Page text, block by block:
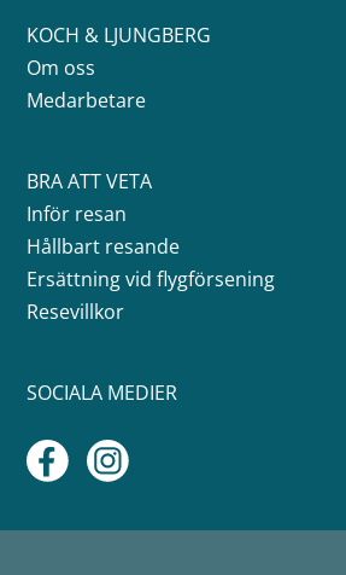
KOCH & LJUNGBERG
Om oss
Medarbetare
BRA ATT VETA
Inför resan
Hållbart resande
Ersättning vid flygförsening
Resevillkor
SOCIALA MEDIER